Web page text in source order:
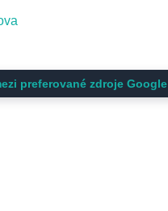
preferované zdroje Google